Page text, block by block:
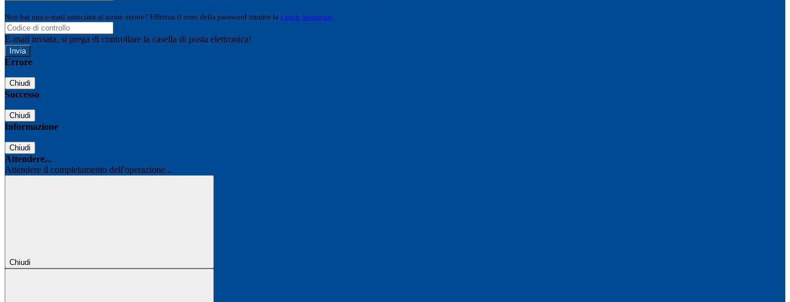
Non hai una e-mail associata al nome utente? Effettua il reset della password tramite la Login Spaggiari
E-mail inviata, si prega di controllare la casella di posta elettronica!
Errore
Chiudi
Successo
Chiudi
Informazione
Chiudi
Attendere...
Attendere il completamento dell'operazione...
Chiudi